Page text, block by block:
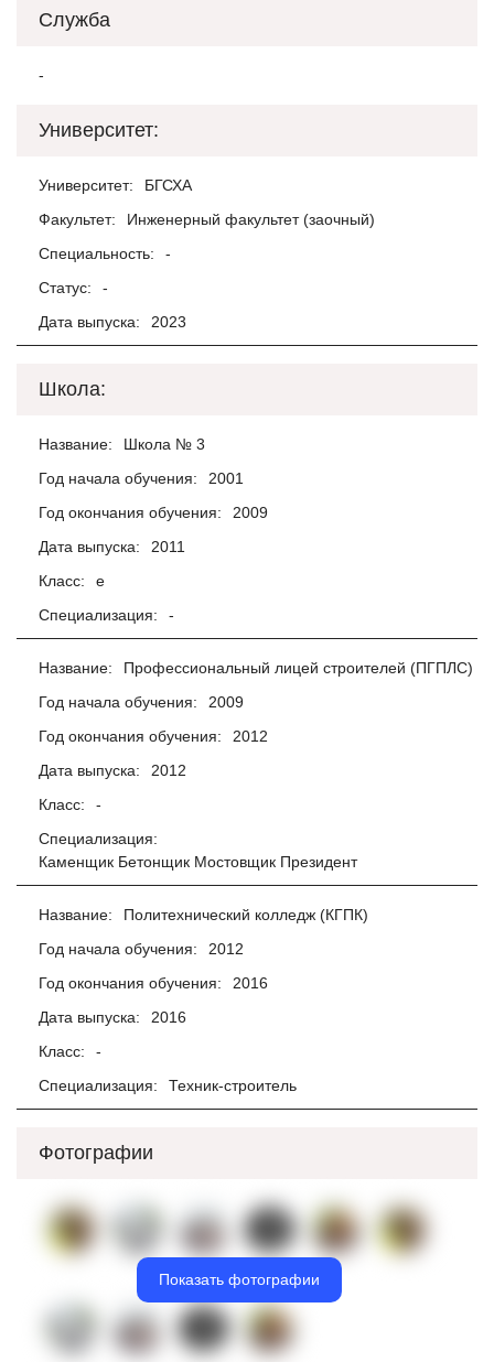
Служба
-
Университет:
Университет:
БГСХА
Факультет:
Инженерный факультет (заочный)
Специальность:
-
Статус:
-
Дата выпуска:
2023
Школа:
Название:
Школа № 3
Год начала обучения:
2001
Год окончания обучения:
2009
Дата выпуска:
2011
Класс:
е
Специализация:
-
Название:
Профессиональный лицей строителей (ПГПЛС)
Год начала обучения:
2009
Год окончания обучения:
2012
Дата выпуска:
2012
Класс:
-
Специализация:
Каменщик Бетонщик Мостовщик Президент
Название:
Политехнический колледж (КГПК)
Год начала обучения:
2012
Год окончания обучения:
2016
Дата выпуска:
2016
Класс:
-
Специализация:
Техник-строитель
Фотографии
Показать фотографии